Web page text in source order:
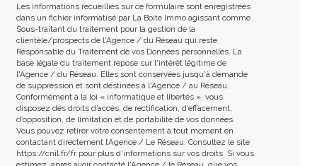
Les informations recueillies sur ce formulaire sont enregistrées
dans un fichier informatisé par La Boite Immo agissant comme
Sous-traitant du traitement pour la gestion de la
clientèle/prospects de l'Agence / du Réseau qui reste
Responsable du Traitement de vos Données personnelles. La
base légale du traitement repose sur l'intérêt légitime de
l'Agence / du Réseau. Elles sont conservées jusqu'à demande
de suppression et sont destinées à l'Agence / au Réseau.
Conformément à la loi « informatique et libertés », vous
disposez des droits d’accès, de rectification, d’effacement,
d’opposition, de limitation et de portabilité de vos données.
Vous pouvez retirer votre consentement à tout moment en
contactant directement l’Agence / Le Réseau. Consultez le site
https://cnil.fr/frpour plus d’informations sur vos droits. Si vous